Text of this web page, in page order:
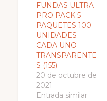
FUNDAS ULTRA
PRO PACK 5
PAQUETES 100
UNIDADES
CADA UNO
TRANSPARENTE
S (155)
20 de octubre de
2021
Entrada similar